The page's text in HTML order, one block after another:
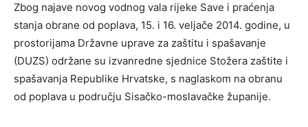
Zbog najave novog vodnog vala rijeke Save i praćenja
stanja obrane od poplava, 15. i 16. veljače 2014. godine, u
prostorijama Državne uprave za zaštitu i spašavanje
(DUZS) održane su izvanredne sjednice Stožera zaštite i
spašavanja Republike Hrvatske, s naglaskom na obranu
od poplava u području Sisačko-moslavačke županije.